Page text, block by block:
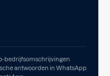
bedrijfsomschrijvingen
antwoorden in WhatsApp